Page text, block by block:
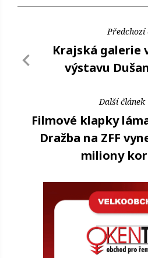
Předchozí
Krajská galerie
výstavu
Další článek
Filmové klapky
Dražba na ZFF
miliony